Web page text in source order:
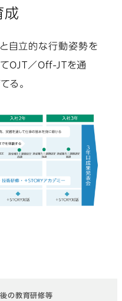
成
自立的な行動姿勢を
てOJT／Off-JTを通
る。
の教育研修等